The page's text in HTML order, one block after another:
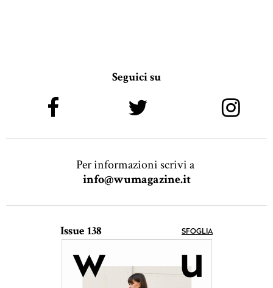
Seguici su
Per informazioni scrivi a
info@wumagazine.it
Issue 138 SFOGLIA